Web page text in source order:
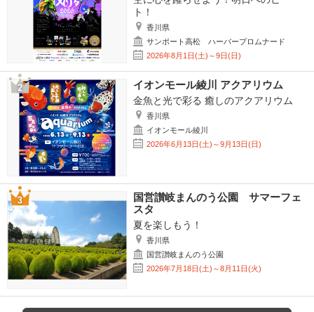
ト！
香川県
サンポート高松 ハーバープロムナード
2026年8月1日(土)～9日(日)
イオンモール綾川 アクアリウム
金魚と光で彩る 癒しのアクアリウム
香川県
イオンモール綾川
2026年6月13日(土)～9月13日(日)
国営讃岐まんのう公園 サマーフェ
スタ
夏を楽しもう！
香川県
国営讃岐まんのう公園
2026年7月18日(土)～8月11日(火)